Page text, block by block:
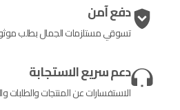
دفع آمن
تسوقي مستلزمات الجمال بطلب
دعم سريع الاستجابة
الاستفسارات عن المنتجات والطلبات